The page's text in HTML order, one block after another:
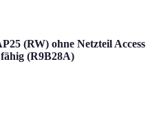
(RW) ohne Netzteil Access
(R9B28A)